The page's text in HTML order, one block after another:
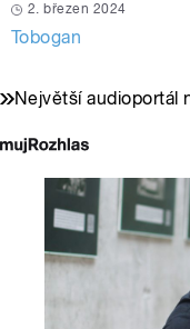
2. březen 2024
Tobogan
Největší audioportál